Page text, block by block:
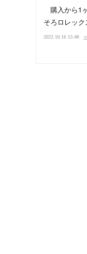
購入から1
そろロレッ
2022.10.16 15:48